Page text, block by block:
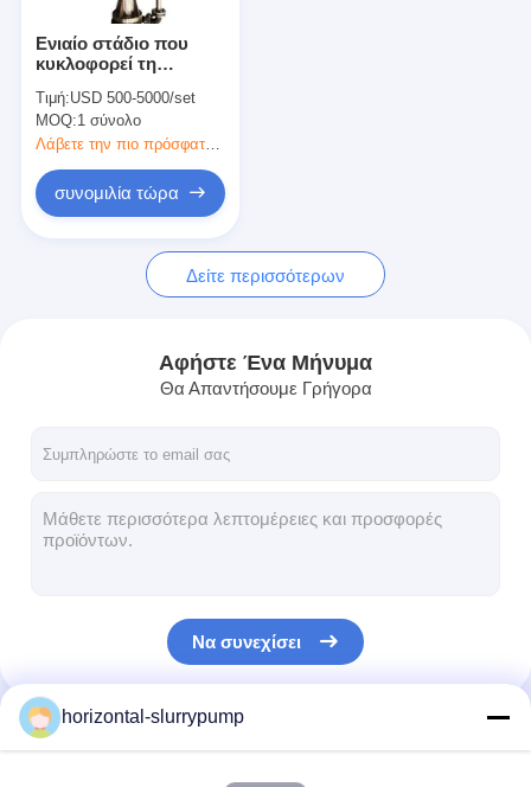
Ενιαίο στάδιο που
κυκλοφορεί τη
διαβρωτική ανθεκτική
χημική αντλία
Τιμή:USD 500-5000/set
MOQ:1 σύνολο
Λάβετε την πιο πρόσφατη τιμή
συνομιλία τώρα
Δείτε περισσότερων
Αφήστε Ένα Μήνυμα
Θα Απαντήσουμε Γρήγορα
Να συνεχίσει
Οι Κατηγορίες Μας
horizontal-slurrypump